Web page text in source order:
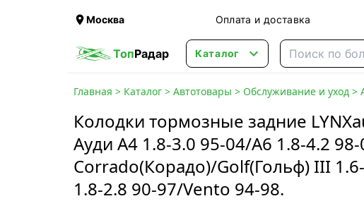
Москва Оплата и доставка
ТопРадар Каталог 
Главная > Каталог > Автотовары > Обслуживание и уход >
Колодки тормозные задние
Ауди A4 1.8-3.0 95-04/A6 1.8-4.2
Corrado(Корадо)/Golf(Гольф) III
1.8-2.8 90-97/Vento 94-98.